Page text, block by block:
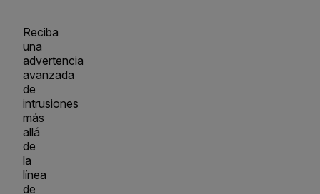
Reciba
una
advertencia
avanzada
de
intrusiones
más
allá
de
la
línea
de